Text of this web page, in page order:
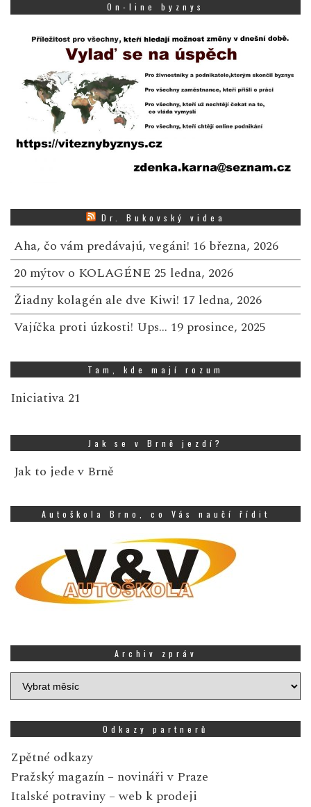
On-line byznys
Dr. Bukovský videa
Aha, čo vám predávajú, vegáni! 16 března, 2026
20 mýtov o KOLAGÉNE 25 ledna, 2026
Žiadny kolagén ale dve Kiwi! 17 ledna, 2026
Vajíčka proti úzkosti! Ups… 19 prosince, 2025
Tam, kde mají rozum
Iniciativa 21
Jak se v Brně jezdí?
Jak to jede v Brně
Autoškola Brno, co Vás naučí řídit
Archiv zpráv
Archiv
zpráv
Odkazy partnerů
Zpětné odkazy
Pražský magazín – novináři v Praze
Italské potraviny – web k prodeji